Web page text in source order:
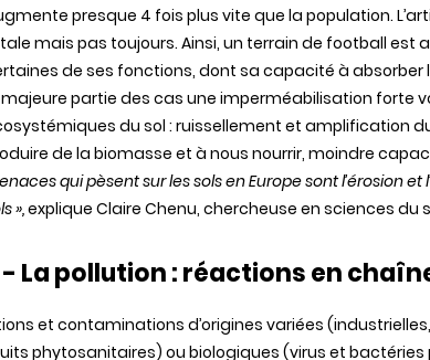
presque 4 fois plus vite que la population.
mais pas toujours. Ainsi, un terrain de football est
de ses fonctions, dont sa capacité à absorber
partie des cas une imperméabilisation forte
du sol : ruissellement et amplification
de la biomasse et à nous nourrir, moindre
quipèsentsur lessolsen Europesontl’érosionet
»,explique Claire Chenu, chercheuse en sciences du
- La pollution :réactionsen
et contaminations d’origines variées (industrielles,
phytosanitaires) ou biologiques (virus et bactéries